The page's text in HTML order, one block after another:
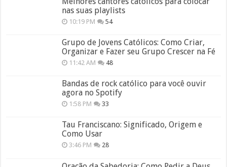
nas suas playlists
10:19 PM 54
Grupo de Jovens Católicos: Como Criar,
Organizar e Fazer seu Grupo Crescer na Fé
11:42 AM 48
Bandas de rock católico para você ouvir
agora no Spotify
1:58 PM 33
Tau Franciscano: Significado, Origem e
Como Usar
3:46 PM 28